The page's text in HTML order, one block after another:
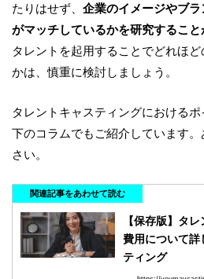
たりはせず、 企業のイメージやブ
がマッチしているかを研究すること
タレントを起用することでどれほ
かは、慎重に検討しましょう。
タレントキャスティングにおける
下のコラムでもご紹介しています
さい。
関連記事をあわせて読む
【保存版】タ
費用について詳
ティング